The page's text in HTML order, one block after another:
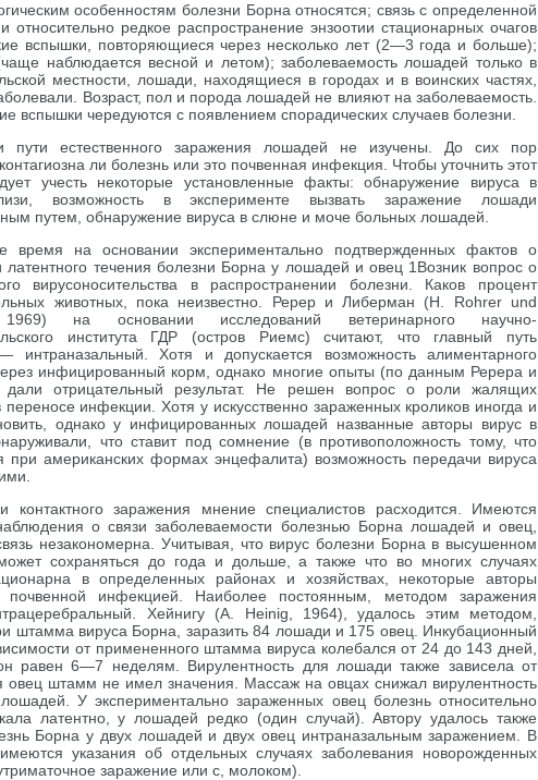
особенностям болезни Борна относятся; связь с определенной
относительно редкое распространение энзоотии стационарных очагов
вспышки, повторяющиеся через несколько лет (2—3 года и больше);
наблюдается весной и летом); заболеваемость лошадей только в
местности, лошади, находящиеся в городах и в воинских частях,
Возраст, пол и порода лошадей не влияют на заболеваемость.
вспышки чередуются с появлением спорадических случаев болезни.
пути естественного заражения лошадей не изучены. До сих пор
ли болезнь или это почвенная инфекция. Чтобы уточнить этот
учесть некоторые установленные факты: обнаружение вируса в
возможность в эксперименте вызвать заражение лошади
путем, обнаружение вируса в слюне и моче больных лошадей.
время на основании экспериментально подтвержденных фактов о
латентного течения болезни Борна у лошадей и овец 1Возник вопрос о
вирусоносительства в распространении болезни. Каков процент
животных, пока неизвестно. Ререр и Либерман (Н. Rohrer und
на основании исследований ветеринарного научно-
института ГДР (остров Риемс) считают, что главный путь
интраназальный. Хотя и допускается возможность алиментарного
инфицированный корм, однако многие опыты (по данным Ререра и
дали отрицательный результат. Не решен вопрос о роли жалящих
инфекции. Хотя у искусственно зараженных кроликов иногда и
однако у инфицированных лошадей названные авторы вирус в
что ставит под сомнение (в противоположность тому, что
при американских формах энцефалита) возможность передачи вируса
контактного заражения мнение специалистов расходится. Имеются
о связи заболеваемости болезнью Борна лошадей и овец,
незакономерна. Учитывая, что вирус болезни Борна в высушенном
сохраняться до года и дольше, а также что во многих случаях
в определенных районах и хозяйствах, некоторые авторы
почвенной инфекцией. Наиболее постоянным, методом заражения
Хейнигу (A. Heinig, 1964), удалось этим методом,
штамма вируса Борна, заразить 84 лошади и 175 овец. Инкубационный
от примененного штамма вируса колебался от 24 до 143 дней,
равен 6—7 неделям. Вирулентность для лошади также зависела от
штамм не имел значения. Массаж на овцах снижал вирулентность
У экспериментально зараженных овец болезнь относительно
латентно, у лошадей редко (один случай). Автору удалось также
Борна у двух лошадей и двух овец интраназальным заражением. В
указания об отдельных случаях заболевания новорожденных
заражение или с, молоком).